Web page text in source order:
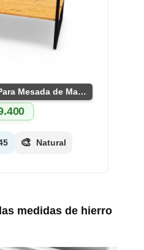
Mueble de Baño Para Mesada de Marmol
🎨 Natural
medidas de hierro